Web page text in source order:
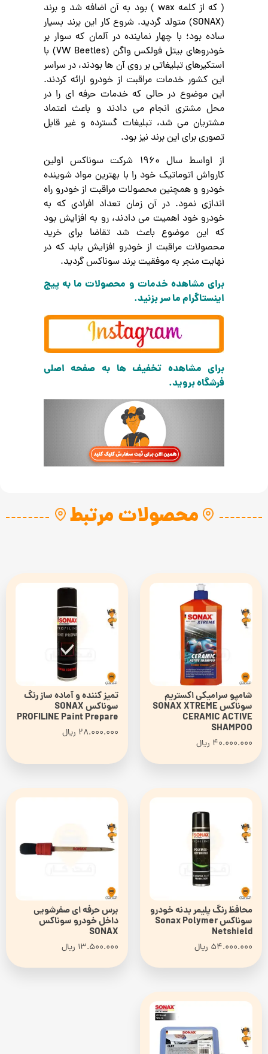
( که از کلمه wax ) بود به آن اضافه شد و برند
(SONAX) متولد گردید. شروع کار این برند بسیار
ساده بود؛ با چهار نماینده در آلمان که سوار بر
خودروهای بیتل فولکس واگن (VW Beetles) با
استکیرهای تبلیغاتی بر روی آن ها بودند، در سراسر
این کشور خدمات مراقبت از خودرو ارائه کردند.
این موضوع در حالی که خدمات حرفه ای را در
محل مشتری انجام می دادند و باعث اعتماد
مشتریان می شد، تبلیغات گسترده و غیر قابل
تصوری برای این برند نیز بود.
از اواسط سال 1960 شرکت سوناکس اولین
کارواش اتوماتیک خود را با بهترین مواد شوینده
خودرو و همچنین محصولات مراقبت از خودرو راه
اندازی نمود. در آن زمان تعداد افرادی که به
خودرو خود اهمیت می دادند، رو به افزایش بود
که این موضوع باعث شد تقاضا برای خرید
محصولات مراقبت از خودرو افزایش یابد که در
نهایت منجر به موفقیت برند سوناکس گردید.
برای مشاهده خدمات و محصولات ما به پیج
اینستاگرام ما سر بزنید.
برای مشاهده تخفیف ها به صفحه اصلی
فرشگاه بروید.
محصولات مرتبط
شامپو سرامیکی اکستریم
سوناکس SONAX XTREME
CERAMIC ACTIVE
SHAMPOO
40.000.000 ریال
تمیز کننده و آماده ساز رنگ
سوناکس SONAX
PROFILINE Paint Prepare
28.000.000 ریال
محافظ رنگ پلیمر بدنه خودرو
سوناکس Sonax Polymer
Netshield
54.000.000 ریال
برس حرفه ای صفرشویی
داخل خودرو سوناکس
SONAX
13.500.000 ریال